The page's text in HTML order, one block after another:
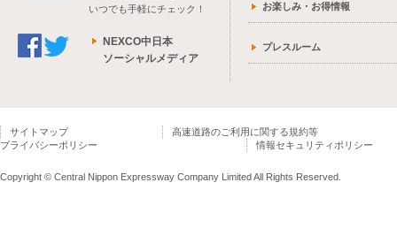
いつでも手軽にチェック！
NEXCO中日本
ソーシャルメディア
お楽しみ・お得情報
プレスルーム
サイトマップ
高速道路のご利用に関する規約等
プライバシーポリシー
情報セキュリティポリシー
Copyright © Central Nippon Expressway Company Limited All Rights Reserved.